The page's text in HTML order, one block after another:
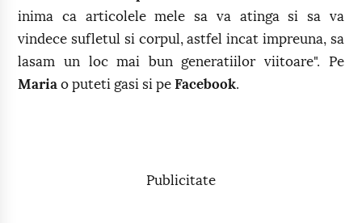
inima ca articolele mele sa va atinga si sa va
vindece sufletul si corpul, astfel incat impreuna, sa
lasam un loc mai bun generatiilor viitoare". Pe
Maria o puteti gasi si peFacebook.
Publicitate